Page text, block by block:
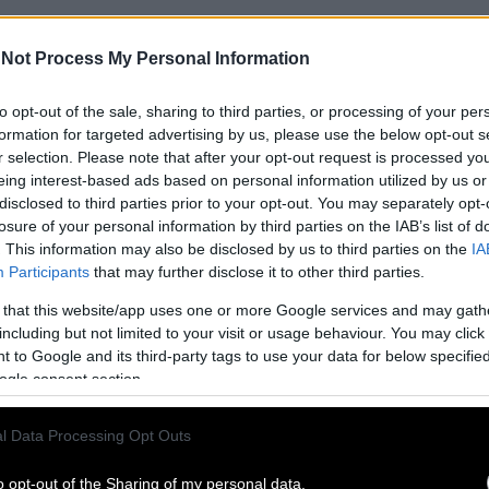
Not Process My Personal Information
opt-out of the sale, sharing to third parties, or processing of your
for targeted advertising by us, please use the below opt-out
selection. Please note that after your opt-out request is processed
interest-based ads based on personal information utilized by us
to third parties prior to your opt-out. You may separately
of your personal information by third parties on the IAB’s list of
This information may also be disclosed by us to third parties on the
Participants that may further disclose it to other third parties.
that this website/app uses one or more Google services and may
but not limited to your visit or usage behaviour. You may
to Google and its third-party tags to use your data for below
consent section.
Data Processing Opt Outs
opt-out of the Sharing of my personal data.
Ο Σίσυφος και το ποντίκι που βρυχάται
πω ποιος είσαι…
ΣΥΡΙΖΑ | «Δεν νομιμοποιούμε αποφάσεις που
μας» λέν οι 87 που αποχώρησαν
τη διάρκεια της συνεδρίασης της Πολιτικής
ομάδας των «87» του ΣΥΡΙΖΑ, που θεωρούνται κοντά
που συμμετέχουν στην Πολιτική Γραμματεία, δηλαδή
Κατερίνα Νοτοπούλου, Θανάσης Θεοχαρόπουλος,
Ζωή Καρκούλια και